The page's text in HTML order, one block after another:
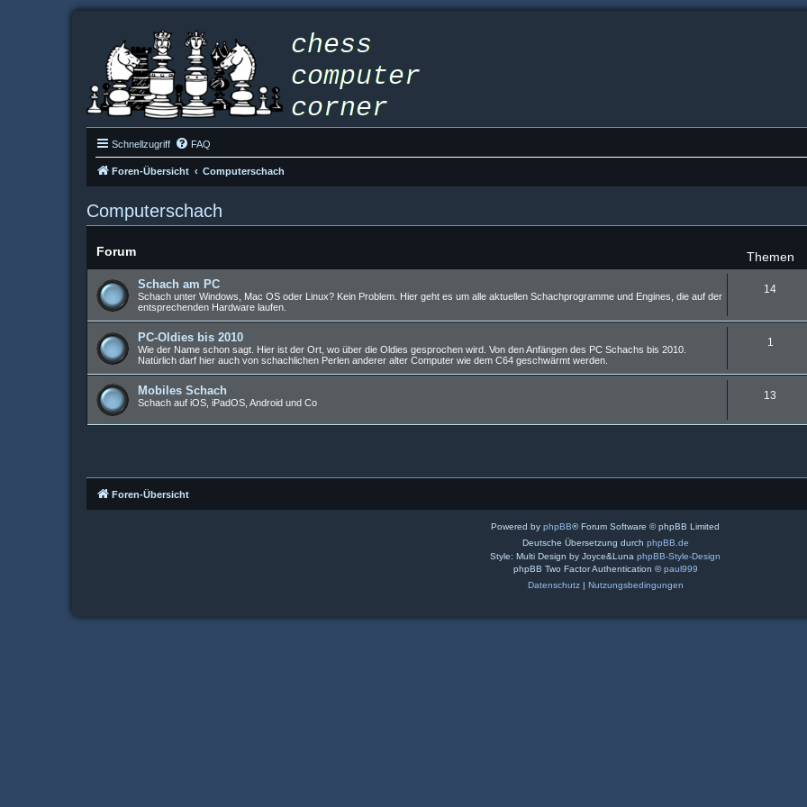
Schnellzugriff FAQ
Foren-Übersicht Computerschach
Computerschach
Forum Themen
Schach am PC
Schach unter Windows, Mac OS oder Linux? Kein Problem. Hier geht es um alle aktuellen Schachprogramme und Engines, die auf der
entsprechenden Hardware laufen.
14
PC-Oldies bis 2010
Wie der Name schon sagt. Hier ist der Ort, wo über die Oldies gesprochen wird. Von den Anfängen des PC Schachs bis 2010.
Natürlich darf hier auch von schachlichen Perlen anderer alter Computer wie dem C64 geschwärmt werden.
1
Mobiles Schach
Schach auf iOS, iPadOS, Android und Co
13
Foren-Übersicht
Powered by phpBB® Forum Software © phpBB Limited
Deutsche Übersetzung durch phpBB.de
Style: Multi Design by Joyce&Luna phpBB-Style-Design
phpBB Two Factor Authentication ©paul999
Datenschutz| Nutzungsbedingungen